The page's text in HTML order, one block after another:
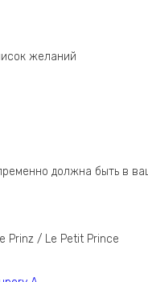
должна быть в
Prinz / Le Petit Prince